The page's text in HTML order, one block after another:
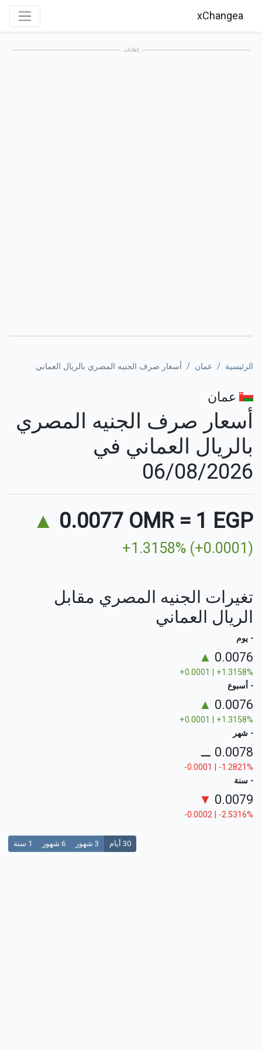
xChangea
إعلانات
الرئيسية عمان أسعار صرف الجنيه المصري بالريال العماني
عمان
أسعار صرف الجنيه المصري
بالريال العماني في
06/08/2026
1 EGP
=
0.0077 OMR
▲
+1.3158% (+0.0001)
تغيرات الجنيه المصري مقابل
الريال العماني
- يوم
0.0076
▲
+0.0001 | +1.3158%
- أسبوع
0.0076
▲
+0.0001 | +1.3158%
- شهر
0.0078
⚊
-0.0001 | -1.2821%
- سنة
0.0079
▼
-0.0002 | -2.5316%
30 أيام 3 شهور 6 شهور 1 سنة